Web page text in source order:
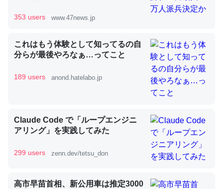
─ニュース :: 【研究発表】昆虫学の大問題＝「昆虫はなぜ海にいな
いのか」に関する新仮説
論文では「淡水はカルシウムも酸素も不足してて両方に不
利だから両方が拮抗してるのでは」とあって面白い。海に
ずキチンを強化してる筈だが、酵素が違うのか？
─ニュース :: 【研究発表】昆虫学の大問題＝「昆虫はなぜ海にいな
いのか」に関する新仮説
353 users www.47news.jp
これはもう体験として知ってるの自
分らが最後やろなぁ…ってこと
189 users anond.hatelabo.jp
Claude Code で「ループエンジニ
アリング」を実践してみた
299 users zenn.dev/tetsu_don
高市早苗首相、新公用車は推定3000